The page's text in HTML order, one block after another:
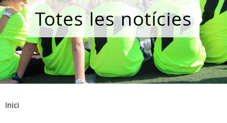
Totes les notícies
Inici